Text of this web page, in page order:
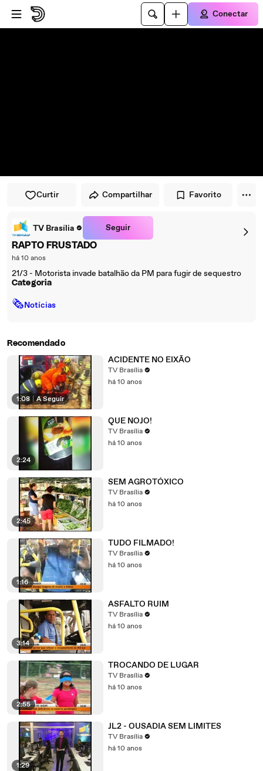
Pular para o player
Ir para o conteúdo principal
Conectar
Curtir Compartilhar Favorito
TV Brasília Seguir
RAPTO FRUSTADO
há 10 anos
21/3 - Motorista invade batalhão da PM para fugir de sequestro
Categoria
🗞Notícias
Recomendado
1:08 A Seguir
ACIDENTE NO EIXÃO
TV Brasília
há 10 anos
2:24
QUE NOJO!
TV Brasília
há 10 anos
2:45
SEM AGROTÓXICO
TV Brasília
há 10 anos
1:16
TUDO FILMADO!
TV Brasília
há 10 anos
3:14
ASFALTO RUIM
TV Brasília
há 10 anos
2:55
TROCANDO DE LUGAR
TV Brasília
há 10 anos
1:29
JL2 - OUSADIA SEM LIMITES
TV Brasília
há 10 anos